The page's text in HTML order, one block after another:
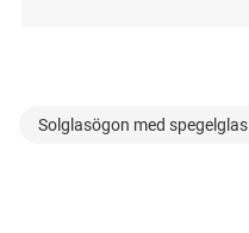
Solglasögon med spegelglas